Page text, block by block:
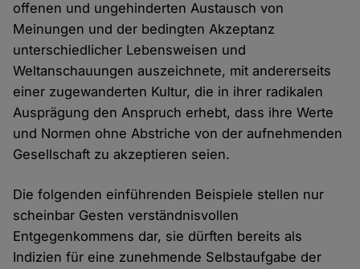
offenen und ungehinderten Austausch von
Meinungen und der bedingten Akzeptanz
unterschiedlicher Lebensweisen und
Weltanschauungen auszeichnete, mit andererseits
einer zugewanderten Kultur, die in ihrer radikalen
Ausprägung den Anspruch erhebt, dass ihre Werte
und Normen ohne Abstriche von der aufnehmenden
Gesellschaft zu akzeptieren seien.
Die folgenden einführenden Beispiele stellen nur
scheinbar Gesten verständnisvollen
Entgegenkommens dar, sie dürften bereits als
Indizien für eine zunehmende Selbstaufgabe der